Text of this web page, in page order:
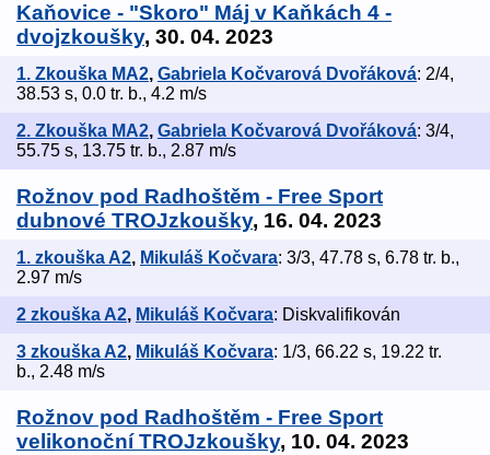
Kaňovice - "Skoro" Máj v Kaňkách 4 -
dvojzkoušky, 30. 04. 2023
1. Zkouška MA2, Gabriela Kočvarová Dvořáková: 2/4,
38.53 s, 0.0 tr. b., 4.2 m/s
2. Zkouška MA2, Gabriela Kočvarová Dvořáková: 3/4,
55.75 s, 13.75 tr. b., 2.87 m/s
Rožnov pod Radhoštěm - Free Sport
dubnové TROJzkoušky, 16. 04. 2023
1. zkouška A2, Mikuláš Kočvara: 3/3, 47.78 s, 6.78 tr. b.,
2.97 m/s
2 zkouška A2, Mikuláš Kočvara: Diskvalifikován
3 zkouška A2, Mikuláš Kočvara: 1/3, 66.22 s, 19.22 tr.
b., 2.48 m/s
Rožnov pod Radhoštěm - Free Sport
velikonoční TROJzkoušky, 10. 04. 2023